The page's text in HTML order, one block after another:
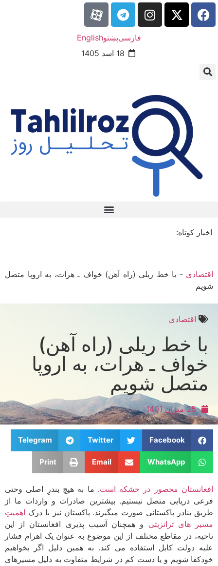
فارسی پښتوEnglish
18 اسد 1405
کوتاه:
-با خط ریلی (راه آهن) خواف ـ هرات، به اروپا متصل
اقتصادی
خط ریلی (راه آهن)
ـ هرات، به اروپا
شویم
25 میزان 1401
Facebook
Twitter
Telegram
WhatsApp
Email
Print
محصور در خشکه است. ما به هیچ بندرِ اصلی وحتی
دریایی متصل نیستیم. بیشترین صادرات و واردات ما از
بنادر پاکستانی صورت میگیرند. پاکستان نیز با درکاهمیتِ
های ترانزیتیو همچنان آسیب پذیری افغانستان از این
در مقاطع مختلف از این موضوع به عنوان یک اهرام فشار
دولت­ کابل استفاده می کند. به همین دلیل اگر بخواهیم
شویم و یا دست کم در شرایط متفاوت به دلیل مسیرهای